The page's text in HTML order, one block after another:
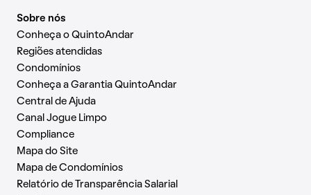
Sobre nós
Conheça o QuintoAndar
Regiões atendidas
Condomínios
Conheça a Garantia QuintoAndar
Central de Ajuda
Canal Jogue Limpo
Compliance
Mapa do Site
Mapa de Condomínios
Relatório de Transparência Salarial